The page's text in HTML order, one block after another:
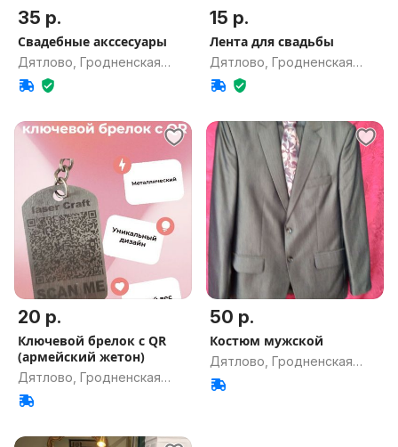
35 р.
Свадебные акссесуары
Дятлово, Гродненская
обл.
15 р.
Лента для свадьбы
Дятлово, Гродненская
обл.
20 р.
Ключевой брелок с QR
(армейский жетон)
Дятлово, Гродненская
обл.
50 р.
Костюм мужской
Дятлово, Гродненская
обл.